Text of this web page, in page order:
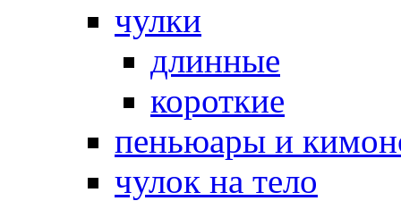
чулки
длинные
короткие
пеньюары и
чулок на тело